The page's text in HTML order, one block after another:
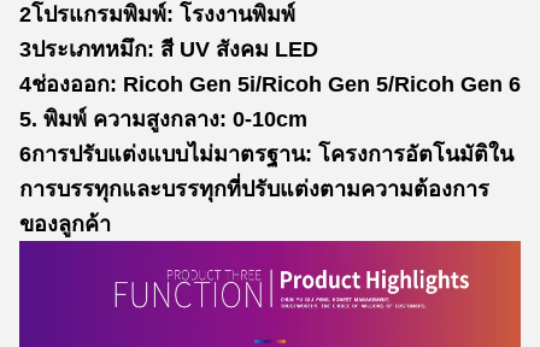
2โปรแกรมพิมพ์: โรงงานพิมพ์
3ประเภทหมึก: สี UV สังคม LED
4ช่องออก: Ricoh Gen 5i/Ricoh Gen 5/Ricoh Gen 6
5. พิมพ์ ความสูงกลาง: 0-10cm
6การปรับแต่งแบบไม่มาตรฐาน: โครงการอัตโนมัติใน
การบรรทุกและบรรทุกที่ปรับแต่งตามความต้องการ
ของลูกค้า